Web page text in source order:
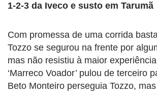
1-2-3 da Iveco e susto em Tarumã
Com promessa de uma corrida
Tozzo se segurou na frente por
mas não resistiu à maior
‘Marreco Voador’ pulou de terceiro
Beto Monteiro perseguia Tozzo,